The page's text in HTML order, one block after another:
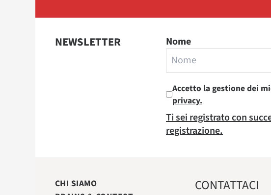
NEWSLETTER Nome
Accetto la gestione dei
privacy.
Ti sei registrato con
registrazione.
CHI SIAMO
CONTATTACI